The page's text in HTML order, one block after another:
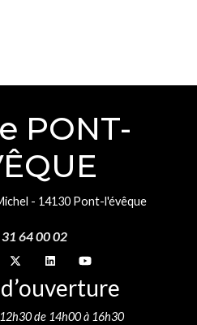
PONT-
- 14130 Pont-l'évêque
31 64 00 02
surnous sur
Suivez-nous sur
Suivez-nous sur
Suivez-nous sur
de 14h00 à 16h30